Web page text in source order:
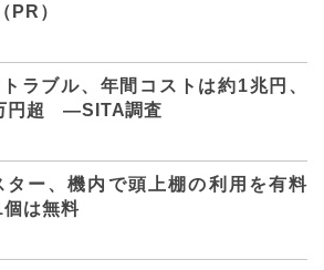
PR）
ラブル、年間コストは約1兆円、
円超 ―SITA調査
ー、機内で頭上棚の利用を有料
は無料